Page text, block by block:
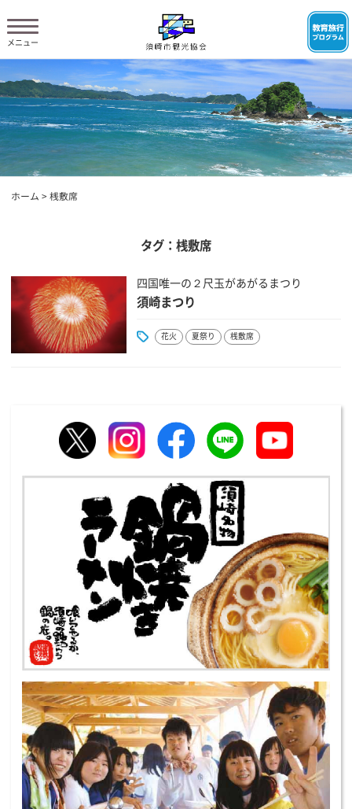
ホーム > 桟敷席
タグ：桟敷席
四国唯一の２尺玉があがるまつり
須崎まつり
花火 夏祭り 桟敷席